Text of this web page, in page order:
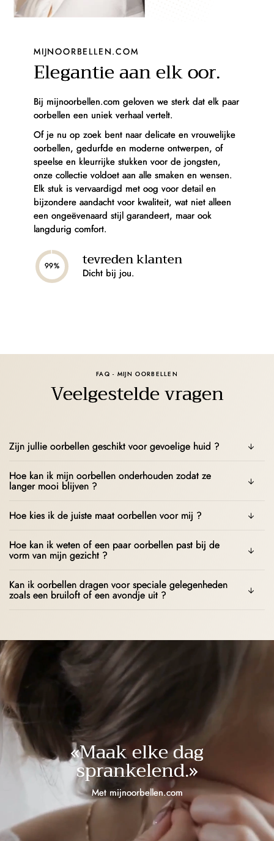
MIJNOORBELLEN.COM
Elegantie aan elk oor.
Bij mijnoorbellen.com geloven we sterk dat elk paar
oorbellen een uniek verhaal vertelt.
Of je nu op zoek bent naar delicate en vrouwelijke
oorbellen, gedurfde en moderne ontwerpen, of
speelse en kleurrijke stukken voor de jongsten,
onze collectie voldoet aan alle smaken en wensen.
Elk stuk is vervaardigd met oog voor detail en
bijzondere aandacht voor kwaliteit, wat niet alleen
een ongeëvenaard stijl garandeert, maar ook
langdurig comfort.
99% tevreden klanten
Dicht bij jou.
FAQ - MIJN OORBELLEN
Veelgestelde vragen
Zijn jullie oorbellen geschikt voor gevoelige huid ?
Hoe kan ik mijn oorbellen onderhouden zodat ze
langer mooi blijven ?
Hoe kies ik de juiste maat oorbellen voor mij ?
Hoe kan ik weten of een paar oorbellen past bij de
vorm van mijn gezicht ?
Kan ik oorbellen dragen voor speciale gelegenheden
zoals een bruiloft of een avondje uit ?
«Maak elke dag
sprankelend.»
Met mijnoorbellen.com